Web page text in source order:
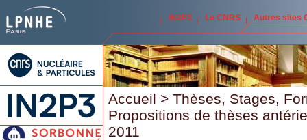
IN2P3 Le CNRS Autres sites
Accueil > Thèses, Stages,
Propositions de thèses
2011